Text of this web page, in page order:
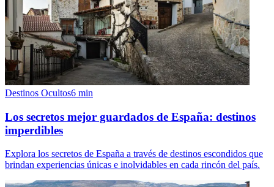
Destinos Ocultos6 min
Los secretos mejor guardados de España: destinos
imperdibles
Explora los secretos de España a través de destinos escondidos que
brindan experiencias únicas e inolvidables en cada rincón del país.